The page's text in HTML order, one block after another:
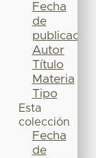
Fecha
de
publicación
Autor
Título
Materia
Tipo
Esta
colección
Fecha
de